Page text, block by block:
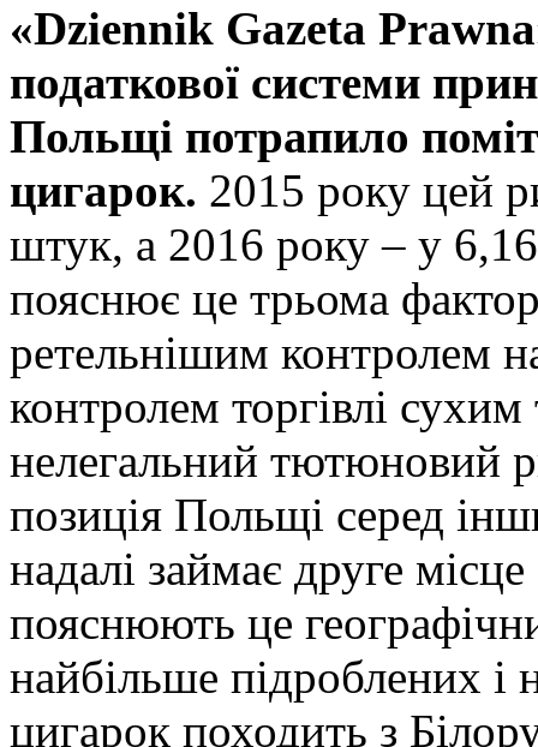
«Dziennik Gazeta Prawna
податкової системи
Польщі потрапило
цигарок. 2015 року цей
штук, а 2016 року – у
пояснює це трьома
ретельнішим контролем
контролем торгівлі
нелегальний тютюновий
позиція Польщі серед
надалі займає друге
пояснюють це
найбільше підроблених і
цигарок походить з